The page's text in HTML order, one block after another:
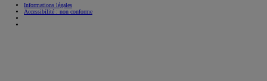
Informations légales
Accessibilité : non conforme